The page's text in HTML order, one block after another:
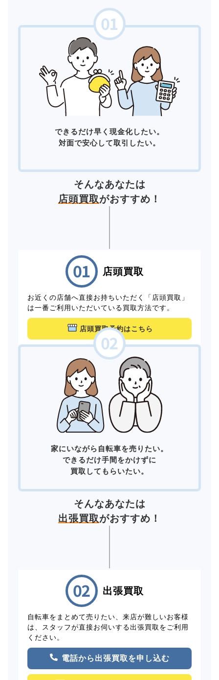
できるだけ早く現金化したい。
対面で安心して取引したい。
そんなあなたは
店頭買取がおすすめ！
店頭買取
お近くの店舗へ直接お持ちいただく「店頭買取」
は一番ご利用いただいている買取方法です。
店頭買取予約はこちら
家にいながら自転車を売りたい。
できるだけ手間をかけずに
買取してもらいたい。
そんなあなたは
出張買取がおすすめ！
出張買取
自転車をまとめて売りたい、来店が難しいお客様
は、スタッフが直接お伺いする出張買取をご利用
ください。
電話から出張買取を申し込む